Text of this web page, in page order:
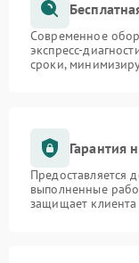
Современное
экспресс-
сроки,
Гарантия
Предоставляется
выполненные
защищает